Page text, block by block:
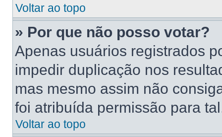
Voltar ao topo
» Por que não posso votar?
Apenas usuários registrados
impedir duplicação nos
mas mesmo assim não
foi atribuída permissão para
Voltar ao topo